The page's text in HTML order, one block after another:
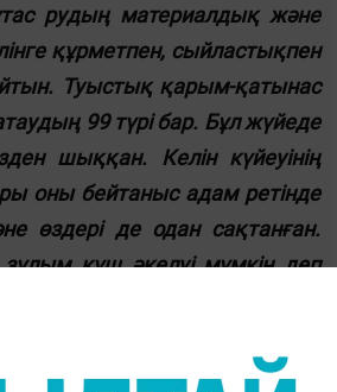
рудың материалдық және
құрметпен, сыйластықпен
Туыстық қарым-қатынас
99 түрі бар. Бұл жүйеде
шыққан. Келін күйеуінің
оны бейтаныс адам ретінде
өздері де одан сақтанған.
күш әкелуі мүмкін деп
бірден үй шаруасына жегіп,
пікірмен мүлдем жанаспайды.
Себебі статус-кво